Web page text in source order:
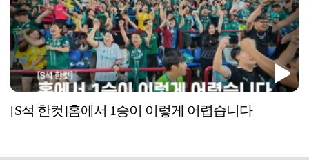
[S석 한컷]홈에서 1승이 이렇게 어렵습니다